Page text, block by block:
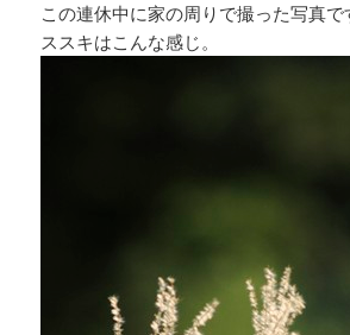
この連休中に家の周りで撮った写真で
ススキはこんな感じ。